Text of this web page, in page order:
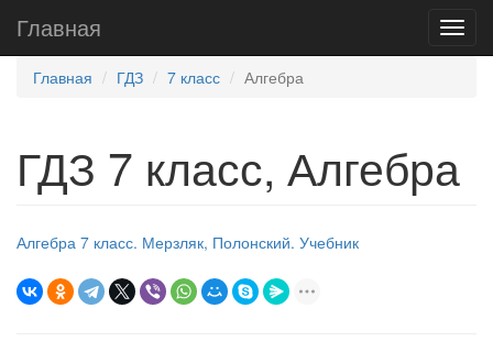
Главная
Главная ГДЗ 7 класс Алгебра
ГДЗ 7 класс, Алгебра
Алгебра 7 класс. Мерзляк, Полонский. Учебник